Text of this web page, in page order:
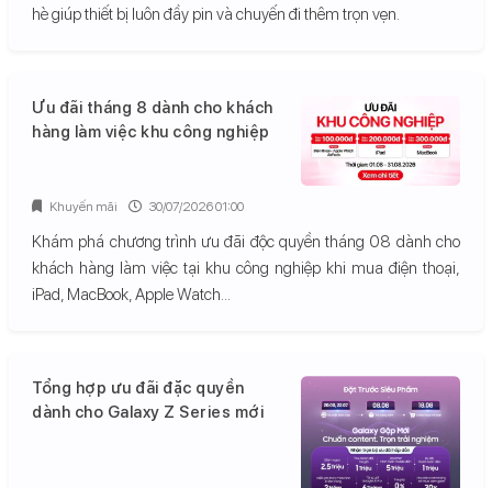
hè giúp thiết bị luôn đầy pin và chuyến đi thêm trọn vẹn.
Ưu đãi tháng 8 dành cho khách
hàng làm việc khu công nghiệp
Khám phá chương trình ưu đãi độc quyền tháng 08 dành cho
khách hàng làm việc tại khu công nghiệp khi mua điện thoại,
iPad, MacBook, Apple Watch...
Khuyến mãi 30/07/2026 01:00
Tổng hợp ưu đãi đặc quyền
dành cho Galaxy Z Series mới